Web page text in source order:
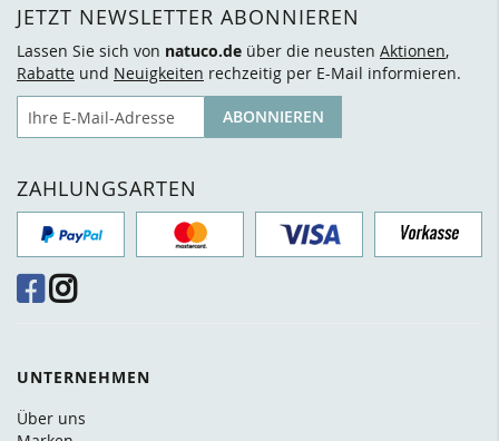
JETZT NEWSLETTER ABONNIEREN
Lassen Sie sich von natuco.de über die neusten Aktionen,
Rabatte und Neuigkeiten rechzeitig per E-Mail informieren.
ABONNIEREN
ZAHLUNGSARTEN
UNTERNEHMEN
Über uns